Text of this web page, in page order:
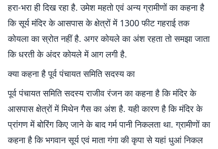
हरा-भरा ही दिख रहा है. उमेश महतो एवं अन्य ग्रामीणों का कहना है
कि सूर्य मंदिर के आसपास के क्षेत्रों में 1300 फीट गहराई तक
कोयला का स्रोत नहीं है. अगर कोयले का अंश रहता तो समझा जाता
कि धरती के अंदर कोयले में आग लगी है.
क्या कहना है पूर्व पंचायत समिति सदस्य का
पूर्व पंचायत समिति सदस्य राजीव रंजन का कहना है कि मंदिर के
आसपास क्षेत्रों में मिथेन गैस का अंश है. यही कारण है कि मंदिर के
प्रांगण में बोरिंग किए जाने के बाद गर्म पानी निकलता था. ग्रामीणों का
कहना है कि भगवान सूर्य एवं माता गंगा की कृपा से यहां धुआं निकल